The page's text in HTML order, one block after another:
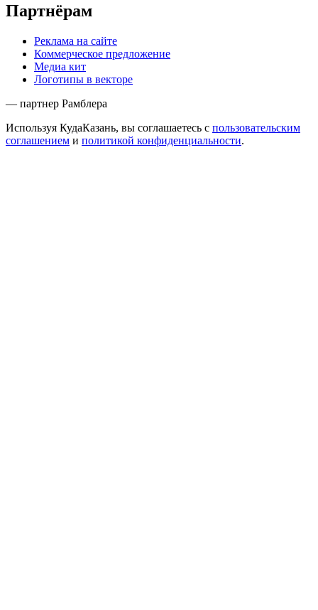
Партнёрам
Реклама на сайте
Коммерческое предложение
Медиа кит
Логотипы в векторе
— партнер Рамблера
Используя КудаКазань, вы соглашаетесь с пользовательским
соглашением и политикой конфиденциальности.